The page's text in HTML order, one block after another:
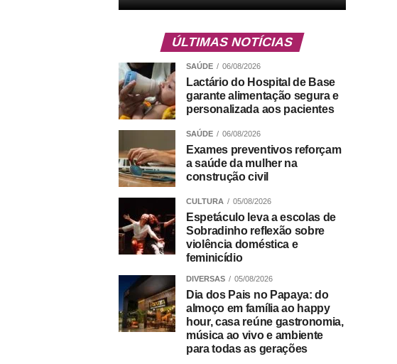
ÚLTIMAS NOTÍCIAS
SAÚDE 06/08/2026
Lactário do Hospital de Base
garante alimentação segura e
personalizada aos pacientes
SAÚDE 06/08/2026
Exames preventivos reforçam
a saúde da mulher na
construção civil
CULTURA 05/08/2026
Espetáculo leva a escolas de
Sobradinho reflexão sobre
violência doméstica e
feminicídio
DIVERSAS 05/08/2026
Dia dos Pais no Papaya: do
almoço em família ao happy
hour, casa reúne gastronomia,
música ao vivo e ambiente
para todas as gerações